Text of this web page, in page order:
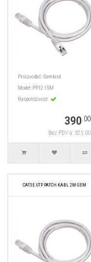
Proizvođač: Gembird
Model: PP12-15M
Raspoloživost:
390.00
Bez PDV-a: 325.00
CAT5E UTP PATCH KABL 2M GEM